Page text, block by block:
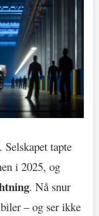
tapte
i 2025, og
. Nå snur
– og ser ikke